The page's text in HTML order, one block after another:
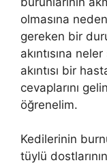
olmasına
gereken bir
akıntısına
akıntısı bir
cevaplarını
öğrenelim.
Kedilerinin
tüylü